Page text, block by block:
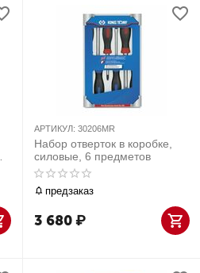
АРТИКУЛ: 30206MR
Набор отверток в коробке,
силовые, 6 предметов
предзаказ
3 680₽